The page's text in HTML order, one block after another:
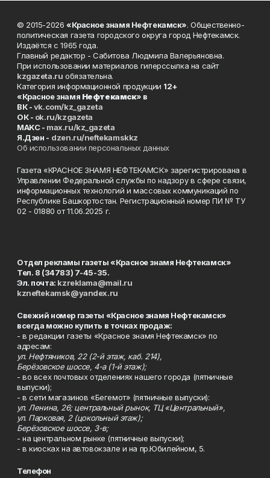
© 2015-2026 «Красное знамя Нефтекамск». Общественно-
политическая газета городского округа город Нефтекамск.
Издаётся с 1965 года.
Главный редактор - Сабитова Людмила Валерьяновна.
При использовании материалов гиперссылка на сайт
kzgazeta.ru обязательна.
Категория информационной продукции 12+
«Красное знамя Нефтекамск» в
ВК -vk.com/kz_gazeta
ОК - ok.ru/kzgazeta
MAKC - max.ru/kz_gazeta
Я.Дзен - dzen.ru/neftekamskkz
Об использовании персональных данных
Газета «КРАСНОЕ ЗНАМЯ НЕФТЕКАМСК» зарегистрирована в
Управлении Федеральной службы по надзору в сфере связи,
информационных технологий и массовых коммуникаций по
Республике Башкортостан. Регистрационный номер ПИ № ТУ
02 - 01880 от 11.06.2025 г.
Отдел рекламы газеты «Красное знамя Нефтекамск»
Тел. 8 (34783) 7-45-35.
Эл. почта: kzreklama@mail.ru
kzneftekamsk@yandex.ru
Свежий номер газеты «Красное знамя Нефтекамск»
всегда можно купить в точках продаж:
- в редакции газеты «Красное знамя Нефтекамск» по
адресам:
ул. Нефтяников, 22 (2-й этаж, каб. 214),
Берёзовское шоссе, 4-а (1-й этаж);
- во всех почтовых отделениях нашего города (пятничные
выпуски);
- в сети магазинов «Бегемот» (пятничные выпуски):
ул. Ленина, 26; центральный рынок, ТЦ «Центральный»,
ул. Парковая, 2 (цокольный этаж);
Берёзовское шоссе, 3-в;
- на центральном рынке (пятничные выпуски);
- в киосках на автовокзале и на пр.Юбилейном, 5.
Телефон